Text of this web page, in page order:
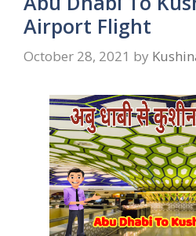
Airport Flight
October 28, 2021 by